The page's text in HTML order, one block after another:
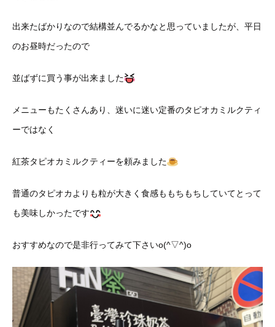
出来たばかりなので結構並んでるかなと思っていましたが、平日
のお昼時だったので
並ばずに買う事が出来ました
メニューもたくさんあり、迷いに迷い定番のタピオカミルクティ
ーではなく
紅茶タピオカミルクティーを頼みました
普通のタピオカよりも粒が大きく食感ももちもちしていてとって
も美味しかったです
おすすめなので是非行ってみて下さいo(^▽^)o